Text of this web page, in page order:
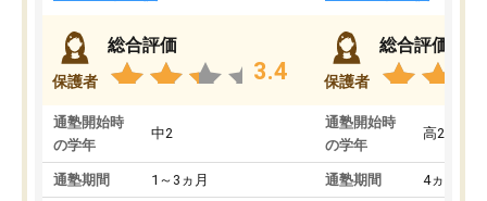
保護者
総合評価
3.4
通塾開始時
の学年
中2
通塾期間 1～3ヵ月
保護者
総合評価
通塾開始時
の学年
高2
通塾期間 4ヵ月～1